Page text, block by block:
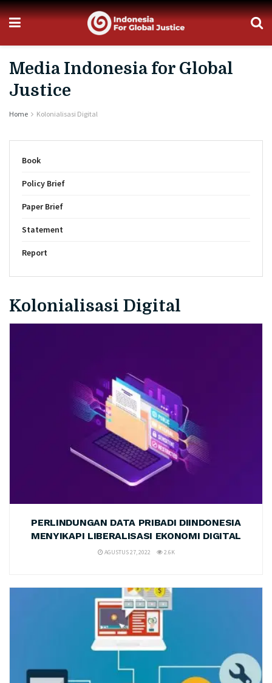
Media Indonesia for Global
Justice
Home Kolonialisasi Digital
Book
Policy Brief
Paper Brief
Statement
Report
Kolonialisasi Digital
PERLINDUNGAN DATA PRIBADI DIINDONESIA
MENYIKAPI LIBERALISASI EKONOMI DIGITAL
AGUSTUS 27, 2022 2.6K